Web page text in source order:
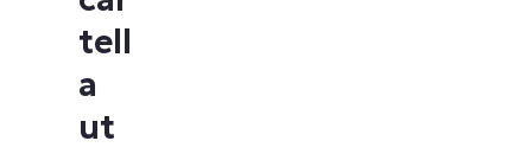
tell
a
ut